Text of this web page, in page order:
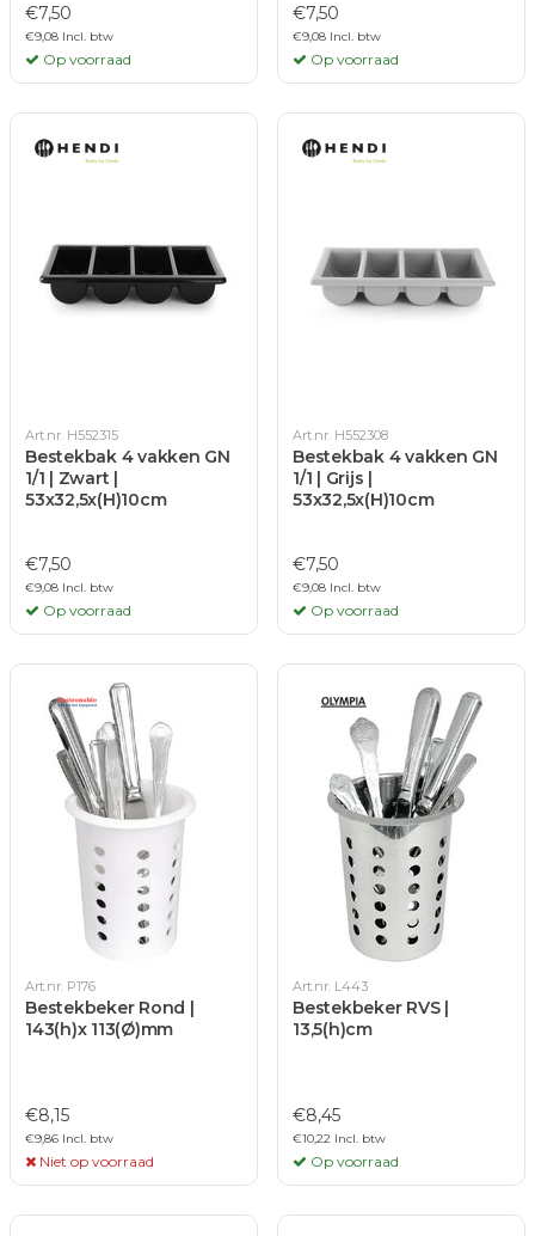
€7,50
€9,08 Incl. btw
Op voorraad
€7,50
€9,08 Incl. btw
Op voorraad
Art.nr. H552315
Bestekbak 4 vakken GN
1/1 | Zwart |
53x32,5x(H)10cm
€7,50
€9,08 Incl. btw
Op voorraad
Art.nr. H552308
Bestekbak 4 vakken GN
1/1 | Grijs |
53x32,5x(H)10cm
€7,50
€9,08 Incl. btw
Op voorraad
Art.nr. P176
Bestekbeker Rond |
143(h)x 113(Ø)mm
€8,15
€9,86 Incl. btw
Niet op voorraad
Art.nr. L443
Bestekbeker RVS |
13,5(h)cm
€8,45
€10,22 Incl. btw
Op voorraad